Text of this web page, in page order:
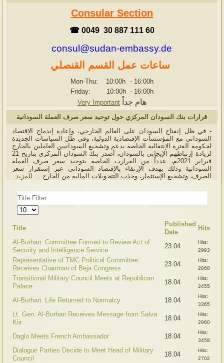
Consular Section
☎ 0049 30 887 111 60
consul@sudan-embassy.de
ساعات عمل القسم القنصلي
Mon-Thu: 10:00h - 16:00h
Friday: 10:00h - 16:00h
Very Important
هام جداً
قرارات بنك السودان المركزي حول توحيد سعر صرف العملة السودانية
- في ظل إنفتاح السودان على العالم الخارجي، وإعادة إندماج الإقتصاد
السوداني مع المؤسسات الإقتصادية الدولية، وفي ظل السياسات الجديدة
لحكومة الفترة الإنتقالية الخاصة بدعم وتشجيع السودانيين العاملين بالخارج
لزيادة إرتباطهم الإيجابي بالسودان، أصدر بنك السودان المركزي بتاريخ 21
فبراير 2021م، عدداً من القرارت الخاصة بتوحيد سعر صرف العملة
السودانية وذلك بهدف الإرتقاء بالإقتصاد السوداني عبر إستقرار سعر
الصرف، وتشجيع الإستثمار، وجذب التتحويلات المالية من الخارج. .. للمزيد
Title
Filter
Display
#
Title
Published
Date
Hits
Al-Burhan: Committee Formed to Review Act of
Security and Intelligence Service
23.04
Hits:
2993
Representative of TMC Political Committee
Receives Chairman of Beja Congress
23.04
Hits:
2868
Transitional Military Council Meets at Republican
Palace
18.04
Hits:
2455
Al-Burhan: Life Returned to Normalcy 18.04
Hits:
3365
Lt. Gen. Al-Burhan Receives Message from Salva
Kiir
18.04
Hits:
2960
Daglo Meets French Ambassador 18.04
Hits:
3458
Dialogue Parties Decide to Meet Head of Military
Council
18.04
Hits:
2702